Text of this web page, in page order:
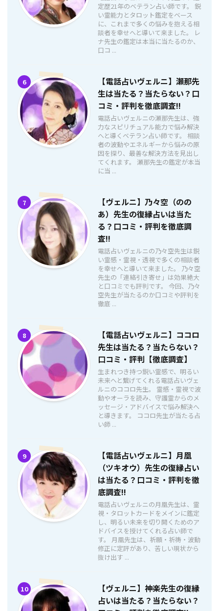
定歴21年のベテラン占い師です。 鋭
い霊能力とタロット鑑定をベース
に、これまで多くの悩みを抱える相
談者を幸せへと導いて来ました。 レ
ナ先生の鑑定は本当に当たるのか、
口コ ...
6
【電話占いヴェルニ】瀬那先
生は当たる？当たらない？口
コミ・評判を徹底調査!!
電話占いヴェルニの瀬那先生は、強
力なスピリチュアル能力で悩み解決
へと導くベテラン占い師です。 相談
者の波動やエネルギーから悩みの原
因を探り、最善な解決方法を見出し
てくれます。 瀬那先生の鑑定が本当
に当 ...
7
【ヴェルニ】乃々空（のの
あ）先生の復縁占いは当た
る？口コミ・評判を徹底調
査!!
電話占いヴェルニの乃々空先生は鋭
い霊感・霊視・透視で多くの相談者
を幸せへと導いて来ました。 乃々空
先生の「連絡引き寄せ」は効果絶大
と口コミでも評判です。 今回、乃々
空先生が当たるのか口コミや評判を
徹底 ...
8
【電話占いヴェルニ】ココロ
先生は当たる？当たらない？
口コミ・評判【徹底調査】
生まれつき持つ鋭い霊感で、明るい
未来へと繋げてくれる電話占いヴェ
ルニのココロ先生。 霊感・霊視で波
動やオーラを読み、守護霊からのメ
ッセージ・アドバイスで悩み解決へ
と導きます。 ココロ先生が当たる占
い師 ...
9
【電話占いヴェルニ】月凰
（ツキオウ）先生の復縁占い
は当たる？口コミ・評判を徹
底調査!!
電話占いヴェルニの月凰先生は、霊
視・タロットカードをメインに鑑定
し、明るい未来を切り開くためのア
ドバイスを授けてくれる占い師で
す。 月凰先生は、祈願・祈祷・波動
修正に定評があり、苦しい現状から
抜け出す ...
10
【ヴェルニ】神楽先生の復縁
占いは当たる？当たらない？